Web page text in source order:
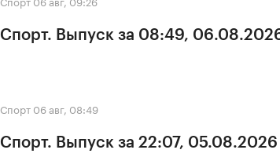
Спорт. Выпуск за 08:49,
Спорт 06 авг, 08:49
Спорт. Выпуск за 22:07, 05.08.2026